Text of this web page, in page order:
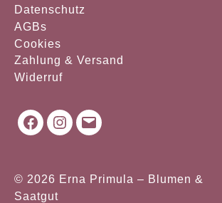
Datenschutz
AGBs
Cookies
Zahlung & Versand
Widerruf
Facebook
Instagram
Mail
© 2026 Erna Primula – Blumen &
Saatgut